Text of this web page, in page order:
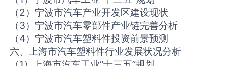
（2）宁波市汽车产业开发区建设现状
（3）宁波市汽车零部件产业链完善分析
（4）宁波市汽车塑料件投资前景预测
六、上海市汽车塑料件行业发展状况分析